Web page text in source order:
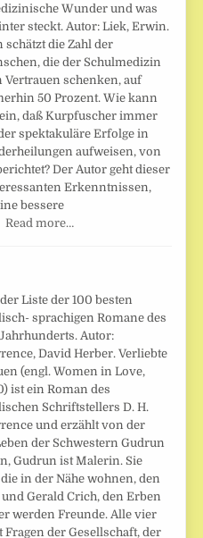
Wunder und was
steckt. Autor: Liek, Erwin.
schätzt die Zahl der
die der Schulmedizin
Vertrauen schenken, auf
50 Prozent. Wie kann
daß Kurpfuscher immer
spektakuläre Erfolge in
aufweisen, von
Der Autor geht dieser
Erkenntnissen,
bessere
Read more…
Liste der 100 besten
sprachigen Romane des
Autor:
David Herber. Verliebte
(engl. Women in Love,
ist ein Roman des
Schriftstellers D. H.
und erzählt von der
der Schwestern Gudrun
Gudrun ist Malerin. Sie
in der Nähe wohnen, den
Gerald Crich, den Erben
werden Freunde. Alle vier
der Gesellschaft, der